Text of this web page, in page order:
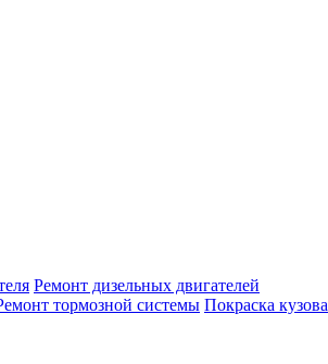
Ремонт дизельных двигателей
тормозной системы Покраска кузова